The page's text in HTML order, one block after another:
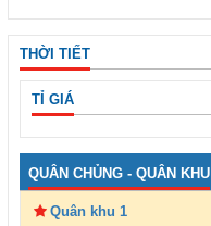
THỜI TIẾT
TỈ GIÁ
QUÂN CHỦNG - QUÂN KHU
Quân khu 1